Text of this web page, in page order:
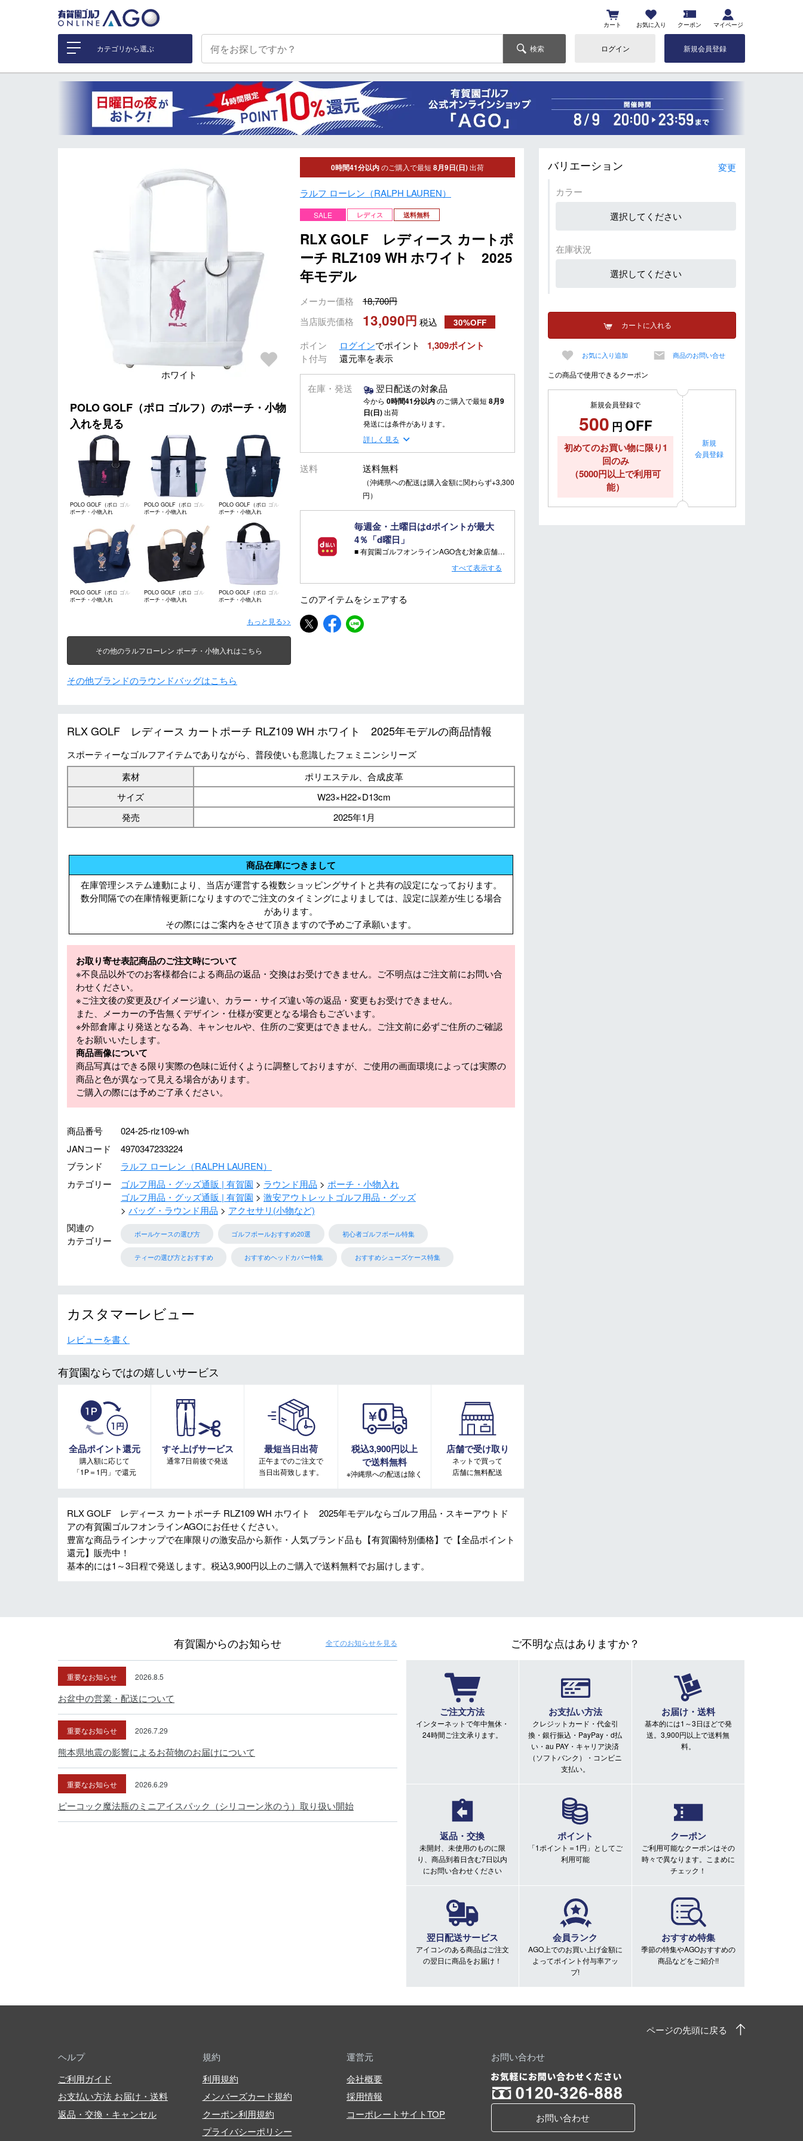
カート お気に入り クーポン マイページ
カテゴリから選ぶ 検索 ログイン 新規会員登録
ホワイト
POLO GOLF（ポロ ゴルフ）のポーチ・小物
入れを見る
POLO GOLF（ポロ ゴル
フ）
ポーチ・小物入れ
POLO GOLF（ポロ ゴル
フ）
ポーチ・小物入れ
POLO GOLF（ポロ ゴル
フ）
ポーチ・小物入れ
POLO GOLF（ポロ ゴル
フ）
ポーチ・小物入れ
POLO GOLF（ポロ ゴル
フ）
ポーチ・小物入れ
POLO GOLF（ポロ ゴル
フ）
ポーチ・小物入れ
もっと見る>>
その他のラルフローレン ポーチ・小物入れはこちら
その他ブランドのラウンドバッグはこちら
0時間41分以内のご購入で最短 8月9日(日)出荷
ラルフ ローレン（RALPH LAUREN）
SALE レディス 送料無料
RLX GOLF レディース カートポ
ーチ RLZ109 WH ホワイト 2025
年モデル
メーカー価格
18,700
当店販売価格
13,090 税込 30%OFF
ポイン
ト付与
ログインでポイント
還元率を表示
1,309
在庫・発送 翌日配送の対象品
今から 0時間41分以内のご購入で最短 8月9
日(日)出荷
発送には条件があります。
詳しく見る
送料 送料無料
（沖縄県への配送は購入金額に関わらず+3,300
円）
毎週金・土曜日はdポイントが最大
4％「d曜日」
■ 有賀園ゴルフオンラインAGO含む対象店舗で金・土曜日にd支払いをすると
■ キャンペーン期間：毎週 金・土曜日 AM 0:00 - PM 23:59
注意事項：
・有賀園ゴルフ実店舗での開催はございません。
すべて表示する
このアイテムをシェアする
RLX GOLF レディース カートポーチ RLZ109 WH ホワイト 2025年モデルの商品情報
スポーティーなゴルフアイテムでありながら、普段使いも意識したフェミニンシリーズ
素材
ポリエステル、合成皮革
サイズ
W23×H22×D13cm
発売
2025年1月
商品在庫につきまして
在庫管理システム連動により、当店が運営する複数ショッピングサイトと共有の設定になっております。
数分間隔での在庫情報更新になりますのでご注文のタイミングによりましては、設定に誤差が生じる場合
があります。
その際にはご案内をさせて頂きますので予めご了承願います。
お取り寄せ表記商品のご注文時について
※不良品以外でのお客様都合による商品の返品・交換はお受けできません。ご不明点はご注文前にお問い合
わせください。
※ご注文後の変更及びイメージ違い、カラー・サイズ違い等の返品・変更もお受けできません。
また、メーカーの予告無くデザイン・仕様が変更となる場合もございます。
※外部倉庫より発送となる為、キャンセルや、住所のご変更はできません。ご注文前に必ずご住所のご確認
をお願いいたします。
商品画像について
商品写真はできる限り実際の色味に近付くように調整しておりますが、ご使用の画面環境によっては実際の
商品と色が異なって見える場合があります。
ご購入の際には予めご了承ください。
商品番号
024-25-rlz109-wh
JANコード
4970347233224
ブランド
ラルフ ローレン（RALPH LAUREN）
カテゴリー
ゴルフ用品・グッズ通販 | 有賀園 ラウンド用品
ポーチ・小物入れ
ゴルフ用品・グッズ通販 | 有賀園
激安アウトレットゴルフ用品・グッズ
バッグ・ラウンド用品
アクセサリ(小物など)
関連の
カテゴリー
ボールケースの選び方 ゴルフボールおすすめ20選 初心者ゴルフボール特集
ティーの選び方とおすすめ おすすめヘッドカバー特集 おすすめシューズケース特集
カスタマーレビュー
レビューを書く
有賀園ならではの嬉しいサービス
全品ポイント還元
購入額に応じて
「1P＝1円」で還元
すそ上げサービス
通常7日前後で発送
最短当日出荷
正午までのご注文で
当日出荷致します。
税込3,900円以上
で送料無料
※沖縄県への配送は除く
店舗で受け取り
ネットで買って
店舗に無料配送
RLX GOLF レディース カートポーチ RLZ109 WH ホワイト 2025年モデルならゴルフ用品・スキーアウトド
アの有賀園ゴルフオンラインAGOにお任せください。
豊富な商品ラインナップで在庫限りの激安品から新作・人気ブランド品も【有賀園特別価格】で【全品ポイント
還元】販売中！
基本的には1～3日程で発送します。税込3,900円以上のご購入で送料無料でお届けします。
バリエーション
変更
カラー
選択してください
在庫状況
選択してください
カートに入れる
お気に入り追加 商品のお問い合せ
この商品で使用できるクーポン
新規会員登録で
500 円 OFF
初めてのお買い物に限り1
回のみ
（5000円以上で利用可
能）
新規
会員登録
有賀園からのお知らせ 全てのお知らせを見る
重要なお知らせ 2026.8.5
お盆中の営業・配送について
重要なお知らせ 2026.7.29
熊本県地震の影響によるお荷物のお届けについて
重要なお知らせ 2026.6.29
ピーコック魔法瓶のミニアイスパック（シリコーン氷のう）取り扱い開始
ご不明な点はありますか？
ご注文方法
インターネットで年中無休・
24時間ご注文承ります。
お支払い方法
クレジットカード・代金引
換・銀行振込・PayPay・d払
い・au PAY・キャリア決済
（ソフトバンク）・コンビニ
支払い。
お届け・送料
基本的には1～3日ほどで発
送。3,900円以上で送料無
料。
返品・交換
未開封、未使用のものに限
り、商品到着日含む7日以内
にお問い合わせください
ポイント
「1ポイント＝1円」としてご
利用可能
クーポン
ご利用可能なクーポンはその
時々で異なります。こまめに
チェック！
翌日配送サービス
アイコンのある商品はご注文
の翌日に商品をお届け！
会員ランク
AGO上でのお買い上げ金額に
よってポイント付与率アッ
プ!
おすすめ特集
季節の特集やAGOおすすめの
商品などをご紹介!!
ページの先頭に戻る
ヘルプ
ご利用ガイド
お支払い方法 お届け・送料
返品・交換・キャンセル
規約
利用規約
メンバーズカード規約
クーポン利用規約
プライバシーポリシー
運営元
会社概要
採用情報
コーポレートサイトTOP
お問い合わせ
お問い合わせ